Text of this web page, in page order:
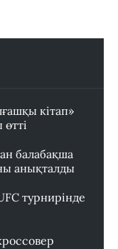
кітап»
балабақша
анықталды
турнирінде